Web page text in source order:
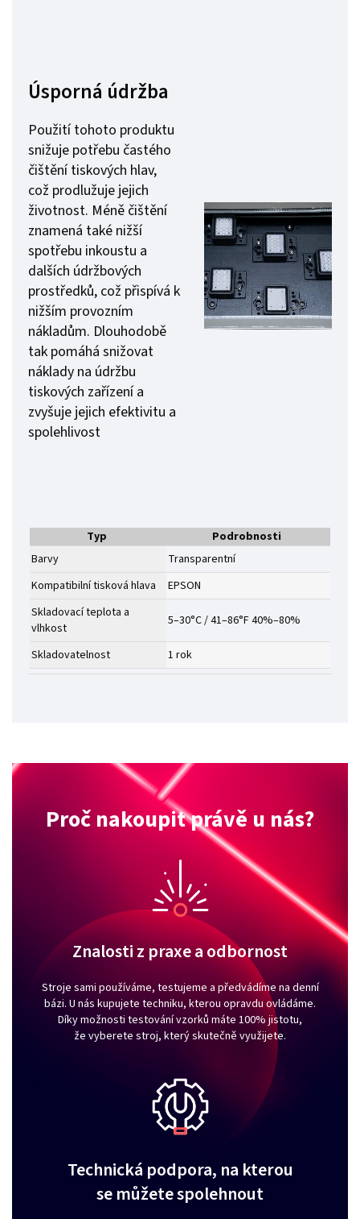
Úsporná údržba
Použití tohoto produktu
snižuje potřebu častého
čištění tiskových hlav,
což prodlužuje jejich
životnost. Méně čištění
znamená také nižší
spotřebu inkoustu a
dalších údržbových
prostředků, což přispívá k
nižším provozním
nákladům. Dlouhodobě
tak pomáhá snižovat
náklady na údržbu
tiskových zařízení a
zvyšuje jejich efektivitu a
spolehlivost
Typ
Podrobnosti
Barvy
Transparentní
Kompatibilní tisková hlava
EPSON
Skladovací teplota a
vlhkost
5–30°C / 41–86°F 40%–80%
Skladovatelnost 1 rok
Proč nakoupit právě u nás?
Znalosti z praxe a odbornost
Stroje sami používáme, testujeme a předvádíme na denní
bázi. U nás kupujete techniku, kterou opravdu ovládáme.
Díky možnosti testování vzorků máte 100% jistotu,
že vyberete stroj, který skutečně využijete.
Technická podpora, na kterou
se můžete spolehnout